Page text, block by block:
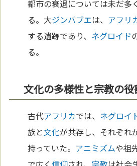
都市の衰退については未だ多
る。大ジンバブエは、 アフリ
する遺跡であり、 ネグロイド
る。
文化の多様性と宗教の役
古代アフリカでは、 ネグロイ
族と文化が共存し、それぞれ
持っていた。 アニミズムや祖